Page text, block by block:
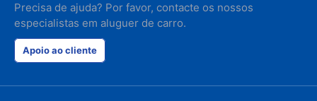
Precisa de ajuda? Por favor, contacte os nossos
especialistas em aluguer de carro.
Apoio ao cliente